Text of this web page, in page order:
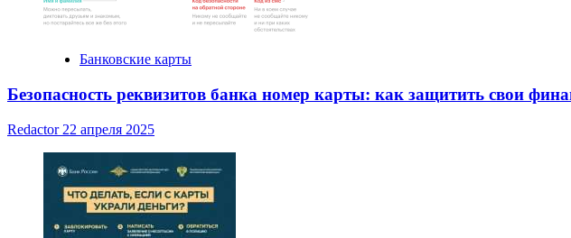
Банковские карты
Безопасность реквизитов банка номер карты: как защитить свои
Redactor 22 апреля 2025